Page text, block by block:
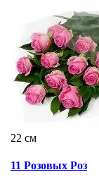
22 см
11 Розовых Роз